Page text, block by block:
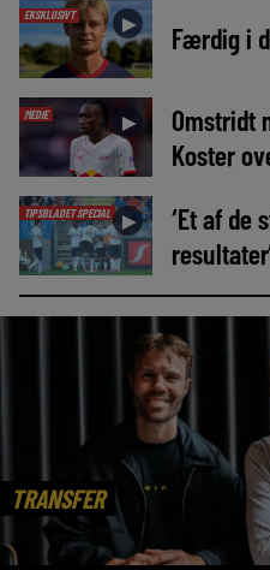
EKSKLUSIVT ► Færdig i
MEDIE ►
Omstridt
Koster
TIPSBLADET SPECIAL ►
‘Et af de
TRANSFER